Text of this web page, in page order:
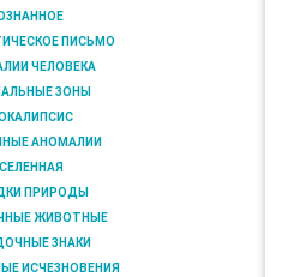
ПИСЬМО
ЧЕЛОВЕКА
ЗОНЫ
АНОМАЛИИ
ПРИРОДЫ
ЖИВОТНЫЕ
ЗНАКИ
ИСЧЕЗНОВЕНИЯ